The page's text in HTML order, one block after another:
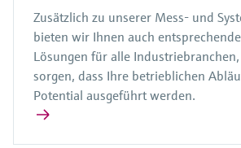
Zusätzlich zu unserer Mess- und
bieten wir Ihnen auch
Lösungen für alle
sorgen, dass Ihre betrieblichen
Potential ausgeführt werden.